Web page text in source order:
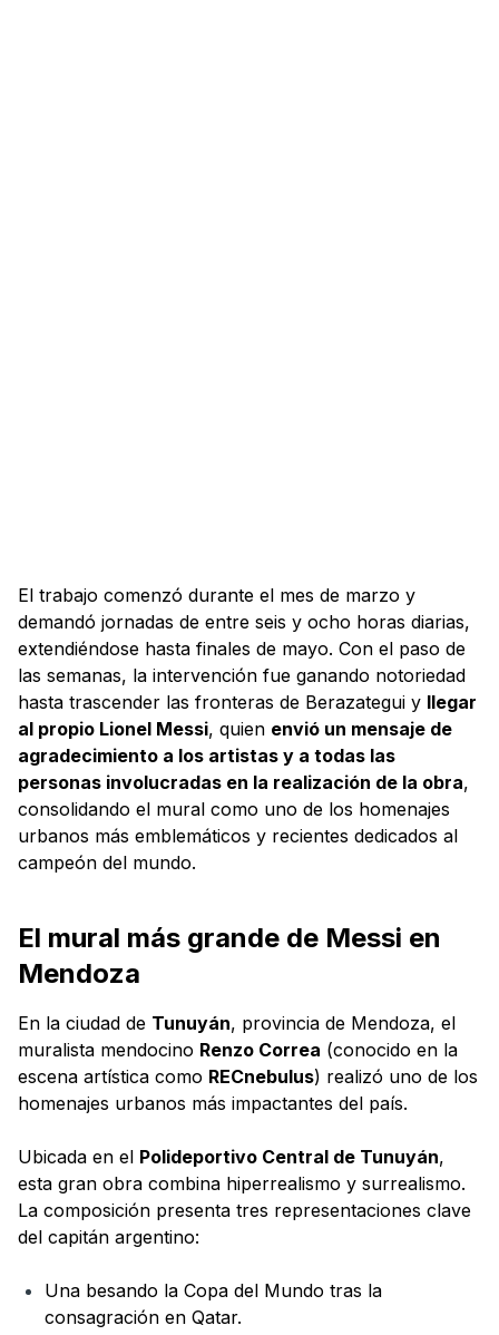
El trabajo comenzó durante el mes de marzo y
demandó jornadas de entre seis y ocho horas diarias,
extendiéndose hasta finales de mayo. Con el paso de
las semanas, la intervención fue ganando notoriedad
hasta trascender las fronteras de Berazategui y llegar
al propio Lionel Messi, quien envió un mensaje de
agradecimiento a los artistas y a todas las
personas involucradas en la realización de la obra,
consolidando el mural como uno de los homenajes
urbanos más emblemáticos y recientes dedicados al
campeón del mundo.
El mural más grande de Messi en
Mendoza
En la ciudad de Tunuyán, provincia de Mendoza, el
muralista mendocino Renzo Correa (conocido en la
escena artística como RECnebulus) realizó uno de los
homenajes urbanos más impactantes del país.
Ubicada en el Polideportivo Central de Tunuyán,
esta gran obra combina hiperrealismo y surrealismo.
La composición presenta tres representaciones clave
del capitán argentino:
Una besando la Copa del Mundo tras la
consagración en Qatar.